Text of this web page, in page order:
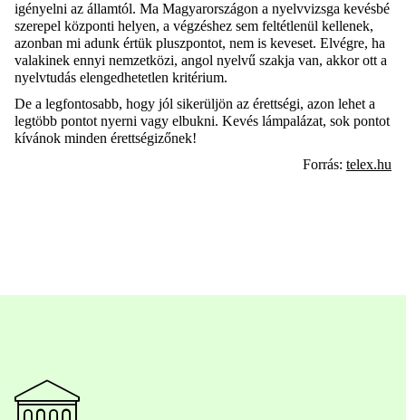
igényelni az államtól. Ma Magyarországon a nyelvvizsga kevésbé
szerepel központi helyen, a végzéshez sem feltétlenül kellenek,
azonban mi adunk értük pluszpontot, nem is keveset. Elvégre, ha
valakinek ennyi nemzetközi, angol nyelvű szakja van, akkor ott a
nyelvtudás elengedhetetlen kritérium.
De a legfontosabb, hogy jól sikerüljön az érettségi, azon lehet a
legtöbb pontot nyerni vagy elbukni. Kevés lámpalázat, sok pontot
kívánok minden érettségizőnek!
Forrás: telex.hu